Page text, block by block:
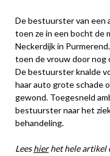
De bestuurster van een
toen ze in een bocht de
Neckerdijk in
toen de vrouw door nog
De bestuurster knalde
haar auto grote schade
gewond. Toegesneld
bestuurster naar het
behandeling.
Leeshierhet hele artikel